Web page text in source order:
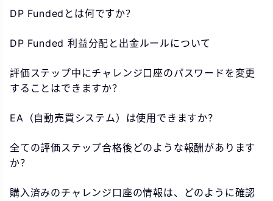
DP Fundedとは何ですか？
DP Funded 利益分配と出金ルールについて
評価ステップ中にチャレンジ口座のパスワードを変更
することはできますか？
EA（自動売買システム）は使用できますか？
全ての評価ステップ合格後どのような報酬があります
か？
購入済みのチャレンジ口座の情報は、どのように確認